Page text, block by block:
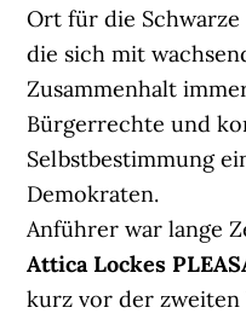
Ort für die
die sich mit
Zusammenhalt
Bürgerrechte und
Selbstbestimmung
Demokraten.
Anführer war lange
Attica Lockes
kurz vor der